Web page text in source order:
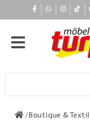
Boutique & Textil